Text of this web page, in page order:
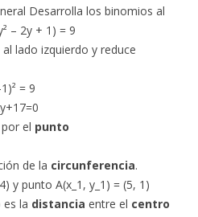
Desarrolla los binomios al
– 2y + 1) = 9
lado izquierdo y reduce
= 9
el punto
de la circunferencia.
y punto A(x_1, y_1) = (5, 1)
es la distancia entre el centro